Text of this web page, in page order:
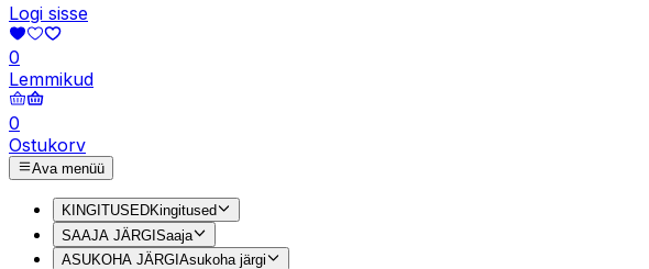
Logi sisse
0
Lemmikud
0
Ostukorv
Ava menüü
KINGITUSEDKingitused
SAAJA JÄRGISaaja
ASUKOHA JÄRGI Asukoha järgi